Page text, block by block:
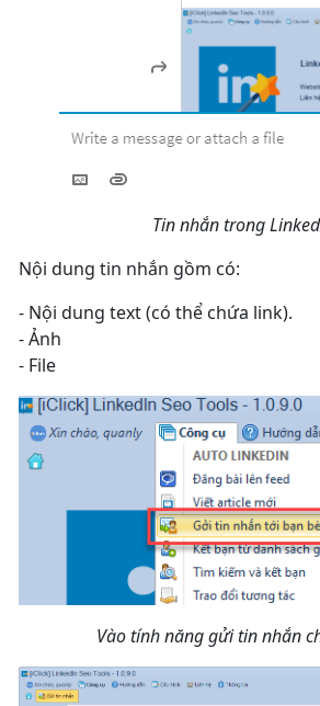
Tin nhắn trong
Nội dung tin nhắn gồm có:
- Nội dung text (có thể chứa link).
- Ảnh
- File
Vào tính năng gửi tin nhắn